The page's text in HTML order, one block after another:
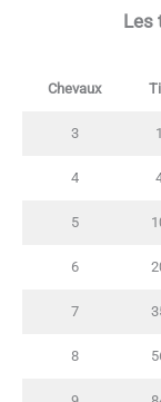
Les
Chevaux
3
4
5
6
7
8